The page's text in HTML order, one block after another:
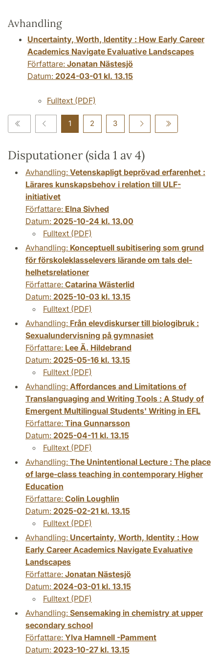
Avhandling
Uncertainty, Worth, Identity : How Early Career
Academics Navigate Evaluative Landscapes
Författare: Jonatan Nästesjö
Datum: 2024-03-01 kl. 13.15
Fulltext (PDF)
1 2 3
Disputationer (sida 1 av 4)
Avhandling: Vetenskapligt beprövad erfarenhet :
Lärares kunskapsbehov i relation till ULF-
initiativet
Författare: Elna Sivhed
Datum: 2025-10-24 kl. 13.00
Fulltext (PDF)
Avhandling: Konceptuell subitisering som grund
för förskoleklasselevers lärande om tals del-
helhetsrelationer
Författare: Catarina Wästerlid
Datum: 2025-10-03 kl. 13.15
Fulltext (PDF)
Avhandling: Från elevdiskurser till biologibruk :
Sexualundervisning på gymnasiet
Författare: Lee Ä. Hildebrand
Datum: 2025-05-16 kl. 13.15
Fulltext (PDF)
Avhandling: Affordances and Limitations of
Translanguaging and Writing Tools : A Study of
Emergent Multilingual Students' Writing in EFL
Författare: Tina Gunnarsson
Datum: 2025-04-11 kl. 13.15
Fulltext (PDF)
Avhandling: The Unintentional Lecture : The place
of large-class teaching in contemporary Higher
Education
Författare: Colin Loughlin
Datum: 2025-02-21 kl. 13.15
Fulltext (PDF)
Avhandling: Uncertainty, Worth, Identity : How
Early Career Academics Navigate Evaluative
Landscapes
Författare: Jonatan Nästesjö
Datum: 2024-03-01 kl. 13.15
Fulltext (PDF)
Avhandling: Sensemaking in chemistry at upper
secondary school
Författare: Ylva Hamnell -Pamment
Datum: 2023-10-27 kl. 13.15